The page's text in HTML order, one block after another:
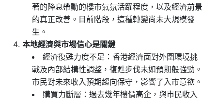
著的降息帶動的樓市氣氛活躍程度，以及經濟前景
的真正改善。目前階段，這種轉變尚未大規模發
生。
本地經濟與市場信心是關鍵
經濟復甦力度不足：香港經濟面對外圍環境挑
戰及內部結構性調整，復甦步伐未如預期般強勁。
市民對未來收入預期趨向保守，影響了入市意欲。
購買力斷層：過去幾年樓價高企，與市民收入